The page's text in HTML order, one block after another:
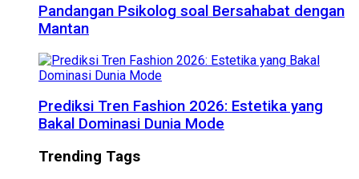
Pandangan Psikolog soal Bersahabat dengan
Mantan
Prediksi Tren Fashion 2026: Estetika yang
Bakal Dominasi Dunia Mode
Trending Tags